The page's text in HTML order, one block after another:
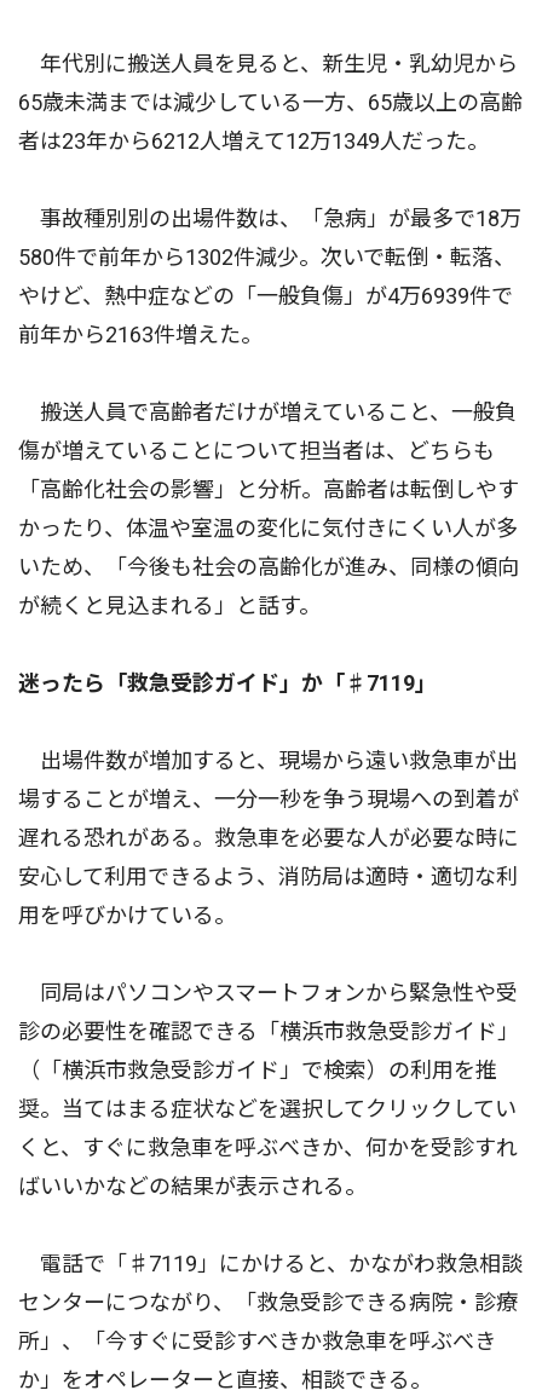
年代別に搬送人員を見ると、新生児・乳幼児から
65歳未満までは減少している一方、65歳以上の高齢
者は23年から6212人増えて12万1349人だった。
事故種別別の出場件数は、「急病」が最多で18万
580件で前年から1302件減少。次いで転倒・転落、
やけど、熱中症などの「一般負傷」が4万6939件で
前年から2163件増えた。
搬送人員で高齢者だけが増えていること、一般負
傷が増えていることについて担当者は、どちらも
「高齢化社会の影響」と分析。高齢者は転倒しやす
かったり、体温や室温の変化に気付きにくい人が多
いため、「今後も社会の高齢化が進み、同様の傾向
が続くと見込まれる」と話す。
迷ったら「救急受診ガイド」か「♯7119」
出場件数が増加すると、現場から遠い救急車が出
場することが増え、一分一秒を争う現場への到着が
遅れる恐れがある。救急車を必要な人が必要な時に
安心して利用できるよう、消防局は適時・適切な利
用を呼びかけている。
同局はパソコンやスマートフォンから緊急性や受
診の必要性を確認できる「横浜市救急受診ガイド」
（「横浜市救急受診ガイド」で検索）の利用を推
奨。当てはまる症状などを選択してクリックしてい
くと、すぐに救急車を呼ぶべきか、何かを受診すれ
ばいいかなどの結果が表示される。
電話で「♯7119」にかけると、かながわ救急相談
センターにつながり、「救急受診できる病院・診療
所」、「今すぐに受診すべきか救急車を呼ぶべき
か」をオペレーターと直接、相談できる。